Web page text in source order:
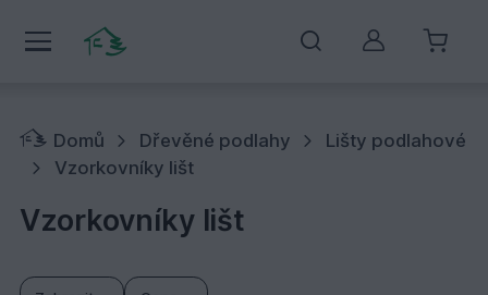
Můj účet
Domů Dřevěné podlahy
Lišty podlahové
Vzorkovníky lišt
Vzorkovníky lišt